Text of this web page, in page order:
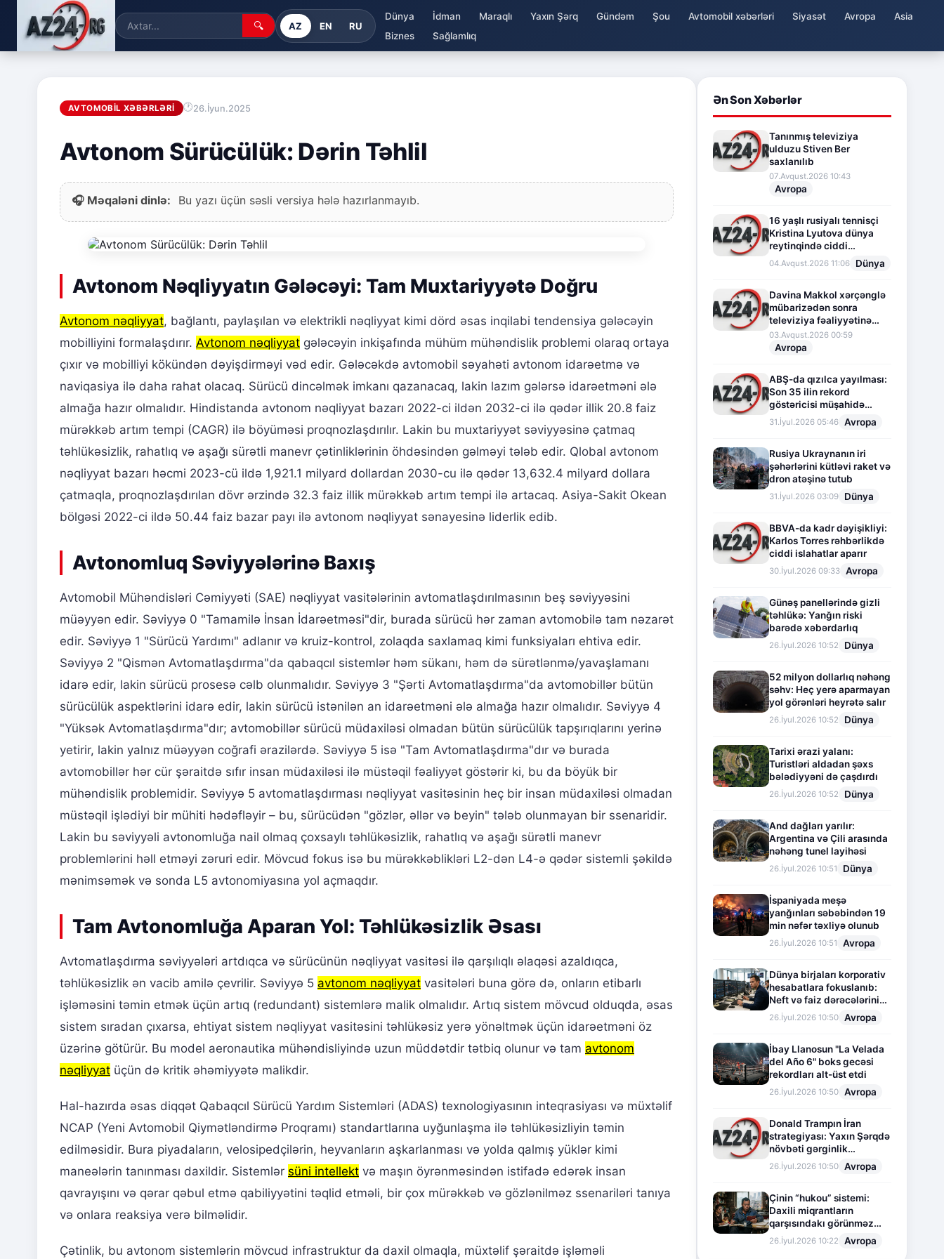
🔍 AZ EN RU
Dünya İdman Maraqlı Yaxın Şərq Gündəm Şou Avtomobil xəbərləri Siyasət Avropa
Asia
Biznes
Sağlamlıq
AVTOMOBIL XƏBƏRLƏRI 26.İyun.2025
Avtonom Sürücülük: Dərin Təhlil
🎧 Məqaləni dinlə: Bu yazı üçün səsli versiya hələ hazırlanmayıb.
Avtonom Nəqliyyatın Gələcəyi: Tam Muxtariyyətə Doğru
Avtonom nəqliyyat, bağlantı, paylaşılan və elektrikli nəqliyyat kimi dörd əsas inqilabi tendensiya gələcəyin
mobilliyini formalaşdırır. Avtonom nəqliyyat gələcəyin inkişafında mühüm mühəndislik problemi olaraq ortaya
çıxır və mobilliyi kökündən dəyişdirməyi vəd edir. Gələcəkdə avtomobil səyahəti avtonom idarəetmə və
naviqasiya ilə daha rahat olacaq. Sürücü dincəlmək imkanı qazanacaq, lakin lazım gələrsə idarəetməni ələ
almağa hazır olmalıdır. Hindistanda avtonom nəqliyyat bazarı 2022-ci ildən 2032-ci ilə qədər illik 20.8 faiz
mürəkkəb artım tempi (CAGR) ilə böyüməsi proqnozlaşdırılır. Lakin bu muxtariyyət səviyyəsinə çatmaq
təhlükəsizlik, rahatlıq və aşağı sürətli manevr çətinliklərinin öhdəsindən gəlməyi tələb edir. Qlobal avtonom
nəqliyyat bazarı həcmi 2023-cü ildə 1,921.1 milyard dollardan 2030-cu ilə qədər 13,632.4 milyard dollara
çatmaqla, proqnozlaşdırılan dövr ərzində 32.3 faiz illik mürəkkəb artım tempi ilə artacaq. Asiya-Sakit Okean
bölgəsi 2022-ci ildə 50.44 faiz bazar payı ilə avtonom nəqliyyat sənayesinə liderlik edib.
Avtonomluq Səviyyələrinə Baxış
Avtomobil Mühəndisləri Cəmiyyəti (SAE) nəqliyyat vasitələrinin avtomatlaşdırılmasının beş səviyyəsini
müəyyən edir. Səviyyə 0 "Tamamilə İnsan İdarəetməsi"dir, burada sürücü hər zaman avtomobilə tam nəzarət
edir. Səviyyə 1 "Sürücü Yardımı" adlanır və kruiz-kontrol, zolaqda saxlamaq kimi funksiyaları ehtiva edir.
Səviyyə 2 "Qismən Avtomatlaşdırma"da qabaqcıl sistemlər həm sükanı, həm də sürətlənmə/yavaşlamanı
idarə edir, lakin sürücü prosesə cəlb olunmalıdır. Səviyyə 3 "Şərti Avtomatlaşdırma"da avtomobillər bütün
sürücülük aspektlərini idarə edir, lakin sürücü istənilən an idarəetməni ələ almağa hazır olmalıdır. Səviyyə 4
"Yüksək Avtomatlaşdırma"dır; avtomobillər sürücü müdaxiləsi olmadan bütün sürücülük tapşırıqlarını yerinə
yetirir, lakin yalnız müəyyən coğrafi ərazilərdə. Səviyyə 5 isə "Tam Avtomatlaşdırma"dır və burada
avtomobillər hər cür şəraitdə sıfır insan müdaxiləsi ilə müstəqil fəaliyyət göstərir ki, bu da böyük bir
mühəndislik problemidir. Səviyyə 5 avtomatlaşdırması nəqliyyat vasitəsinin heç bir insan müdaxiləsi olmadan
müstəqil işlədiyi bir mühiti hədəfləyir – bu, sürücüdən "gözlər, əllər və beyin" tələb olunmayan bir ssenaridir.
Lakin bu səviyyəli avtonomluğa nail olmaq çoxsaylı təhlükəsizlik, rahatlıq və aşağı sürətli manevr
problemlərini həll etməyi zəruri edir. Mövcud fokus isə bu mürəkkəblikləri L2-dən L4-ə qədər sistemli şəkildə
mənimsəmək və sonda L5 avtonomiyasına yol açmaqdır.
Tam Avtonomluğa Aparan Yol: Təhlükəsizlik Əsası
Avtomatlaşdırma səviyyələri artdıqca və sürücünün nəqliyyat vasitəsi ilə qarşılıqlı əlaqəsi azaldıqca,
təhlükəsizlik ən vacib amilə çevrilir. Səviyyə 5 avtonom nəqliyyat vasitələri buna görə də, onların etibarlı
işləməsini təmin etmək üçün artıq (redundant) sistemlərə malik olmalıdır. Artıq sistem mövcud olduqda, əsas
sistem sıradan çıxarsa, ehtiyat sistem nəqliyyat vasitəsini təhlükəsiz yerə yönəltmək üçün idarəetməni öz
üzərinə götürür. Bu model aeronautika mühəndisliyində uzun müddətdir tətbiq olunur və tam avtonom
nəqliyyat üçün də kritik əhəmiyyətə malikdir.
Hal-hazırda əsas diqqət Qabaqcıl Sürücü Yardım Sistemləri (ADAS) texnologiyasının inteqrasiyası və müxtəlif
NCAP (Yeni Avtomobil Qiymətləndirmə Proqramı) standartlarına uyğunlaşma ilə təhlükəsizliyin təmin
edilməsidir. Bura piyadaların, velosipedçilərin, heyvanların aşkarlanması və yolda qalmış yüklər kimi
maneələrin tanınması daxildir. Sistemlər süni intellekt və maşın öyrənməsindən istifadə edərək insan
qavrayışını və qərar qəbul etmə qabiliyyətini təqlid etməli, bir çox mürəkkəb və gözlənilməz ssenariləri tanıya
və onlara reaksiya verə bilməlidir.
Çətinlik, bu avtonom sistemlərin mövcud infrastruktur da daxil olmaqla, müxtəlif şəraitdə işləməli
Ən Son Xəbərlər
Tanınmış televiziya
ulduzu Stiven Ber
saxlanılıb
07.Avqust.2026 10:43
Avropa
16 yaşlı rusiyalı tennisçi
Kristina Lyutova dünya
reytinqində ciddi
irəliləyişə imza atdı
04.Avqust.2026 11:06 Dünya
Davina Makkol xərçənglə
mübarizədən sonra
televiziya fəaliyyətinə
fasilə verir
03.Avqust.2026 00:59
Avropa
ABŞ-da qızılca yayılması:
Son 35 ilin rekord
göstəricisi müşahidə
olunur
31.İyul.2026 05:46 Avropa
Rusiya Ukraynanın iri
şəhərlərini kütləvi raket və
dron atəşinə tutub
31.İyul.2026 03:09 Dünya
BBVA-da kadr dəyişikliyi:
Karlos Torres rəhbərlikdə
ciddi islahatlar aparır
30.İyul.2026 09:33 Avropa
Günəş panellərində gizli
təhlükə: Yanğın riski
barədə xəbərdarlıq
26.İyul.2026 10:52 Dünya
52 milyon dollarlıq nəhəng
səhv: Heç yerə aparmayan
yol görənləri heyrətə salır
26.İyul.2026 10:52 Dünya
Tarixi ərazi yalanı:
Turistləri aldadan şəxs
bələdiyyəni də çaşdırdı
26.İyul.2026 10:52 Dünya
And dağları yarılır:
Argentina və Çili arasında
nəhəng tunel layihəsi
26.İyul.2026 10:51 Dünya
İspaniyada meşə
yanğınları səbəbindən 19
min nəfər təxliyə olunub
26.İyul.2026 10:51 Avropa
Dünya birjaları korporativ
hesabatlara fokuslanıb:
Neft və faiz dərəcələrinin
təsiri altında cari vəziyyət
26.İyul.2026 10:50 Avropa
İbay Llanosun "La Velada
del Año 6" boks gecəsi
rekordları alt-üst etdi
26.İyul.2026 10:50 Avropa
Donald Trampın İran
strategiyası: Yaxın Şərqdə
növbəti gərginlik
mərhələsi
26.İyul.2026 10:50 Avropa
Çinin “hukou” sistemi:
Daxili miqrantların
qarşısındakı görünməz
sədd
26.İyul.2026 10:22 Avropa